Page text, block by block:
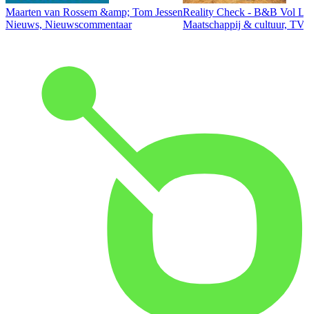
Maarten van Rossem &amp; Tom Jessen
Nieuws, Nieuwscommentaar
Reality Check - B&B Vol
Maatschappij & cultuur,